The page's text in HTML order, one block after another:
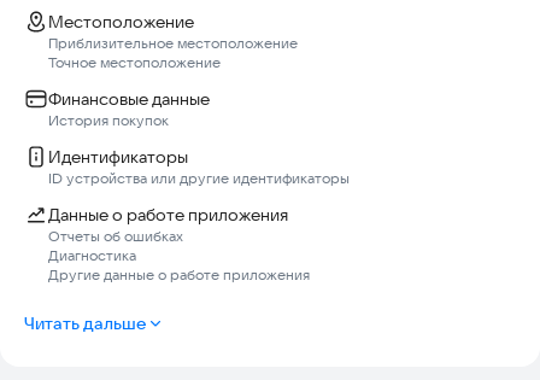
Местоположение
Приблизительное местоположение
Точное местоположение
Финансовые данные
История покупок
Идентификаторы
ID устройства или другие идентификаторы
Данные о работе приложения
Отчеты об ошибках
Диагностика
Другие данные о работе приложения
Читать дальше